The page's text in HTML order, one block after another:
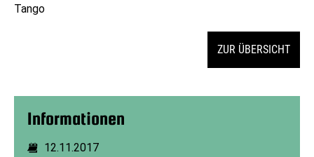
Tango
ZUR ÜBERSICHT
Informationen
Dauer:
12.11.2017